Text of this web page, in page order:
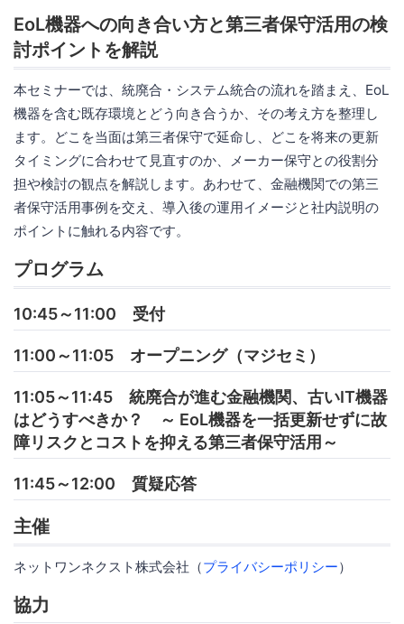
EoL機器への向き合い方と第三者保守活用の検
討ポイントを解説
本セミナーでは、統廃合・システム統合の流れを踏まえ、EoL
機器を含む既存環境とどう向き合うか、その考え方を整理し
ます。どこを当面は第三者保守で延命し、どこを将来の更新
タイミングに合わせて見直すのか、メーカー保守との役割分
担や検討の観点を解説します。あわせて、金融機関での第三
者保守活用事例を交え、導入後の運用イメージと社内説明の
ポイントに触れる内容です。
プログラム
10:45～11:00 受付
11:00～11:05 オープニング（マジセミ）
11:05～11:45 統廃合が進む金融機関、古いIT機器
はどうすべきか？ ～ EoL機器を一括更新せずに故
障リスクとコストを抑える第三者保守活用～
11:45～12:00 質疑応答
主催
ネットワンネクスト株式会社（プライバシーポリシー）
協力